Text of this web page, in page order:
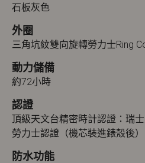
石板灰色
外圈
三角坑紋雙向旋轉勞力士Ring
動力儲備
約72小時
認證
頂級天文台精密時計認證：瑞
勞力士認證（機芯裝進錶殼後）
防水功能